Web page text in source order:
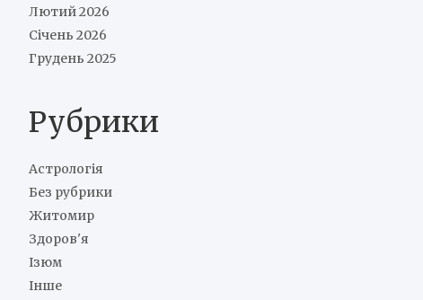
Лютий 2026
Січень 2026
Грудень 2025
Рубрики
Астрологія
Без рубрики
Житомир
Здоров'я
Ізюм
Інше